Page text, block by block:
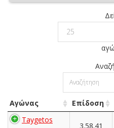
Αγώνας Επίδοση
Taygetos
3.58.41